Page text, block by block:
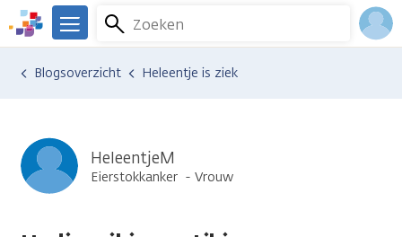
Overslaan
en
naar
We
er
Kanker.nl
Zoeken
Menu
Ervaringen van anderen
Blogsoverzicht Heleentje is ziek
HeleentjeM
Eierstokkanker Vrouw